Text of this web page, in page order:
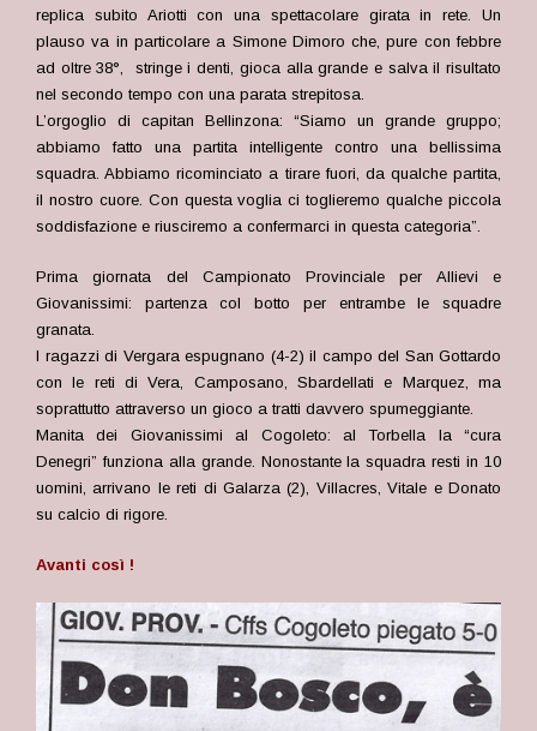
replica subito Ariotti con una spettacolare girata in rete. Un
plauso va in particolare a Simone Dimoro che, pure con febbre
ad oltre 38°, stringe i denti, gioca alla grande e salva il risultato
nel secondo tempo con una parata strepitosa.
L’orgoglio di capitan Bellinzona: “Siamo un grande gruppo;
abbiamo fatto una partita intelligente contro una bellissima
squadra. Abbiamo ricominciato a tirare fuori, da qualche partita,
il nostro cuore. Con questa voglia ci toglieremo qualche piccola
soddisfazione e riusciremo a confermarci in questa categoria”.
Prima giornata del Campionato Provinciale per Allievi e
Giovanissimi: partenza col botto per entrambe le squadre
granata.
I ragazzi di Vergara espugnano (4-2) il campo del San Gottardo
con le reti di Vera, Camposano, Sbardellati e Marquez, ma
soprattutto attraverso un gioco a tratti davvero spumeggiante.
Manita dei Giovanissimi al Cogoleto: al Torbella la “cura
Denegri” funziona alla grande. Nonostante la squadra resti in 10
uomini, arrivano le reti di Galarza (2), Villacres, Vitale e Donato
su calcio di rigore.
Avanti così !